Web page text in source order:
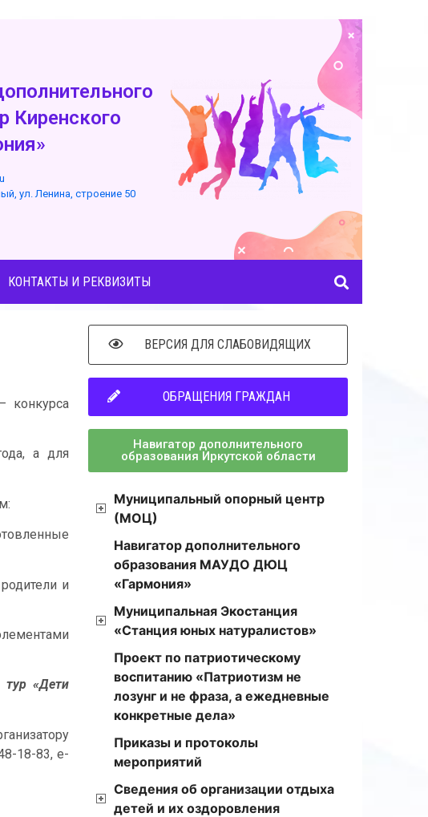
Киренского
ул. Ленина, строение 50
КОНТАКТЫ И РЕКВИЗИТЫ
конкурса
а для
и
тур «Дети
18-83, e-
ВЕРСИЯ ДЛЯ СЛАБОВИДЯЩИХ
ОБРАЩЕНИЯ ГРАЖДАН
Навигатор дополнительного
образования Иркутской области
Муниципальный опорный центр
(МОЦ)
Навигатор дополнительного
образования МАУДО ДЮЦ
«Гармония»
Муниципальная Экостанция
«Станция юных натуралистов»
Проект по патриотическому
воспитанию «Патриотизм не
лозунг и не фраза, а ежедневные
конкретные дела»
Приказы и протоколы
мероприятий
Сведения об организации отдыха
детей и их оздоровления